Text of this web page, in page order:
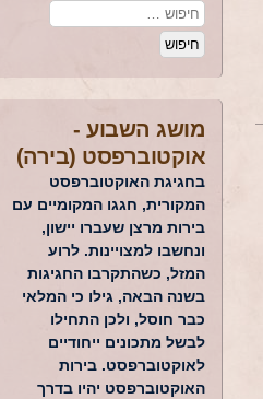
מושג השבוע -
אוקטוברפסט (בירה)
בחגיגת האוקטוברפסט
המקורית, חגגו המקומיים עם
בירות מרצן שעברו יישון,
ונחשבו למצויינות. לרוע
המזל, כשהתקרבו החגיגות
בשנה הבאה, גילו כי המלאי
כבר חוסל, ולכן התחילו
לבשל מתכונים ייחודיים
לאוקטוברפסט. בירות
האוקטוברפסט יהיו בדרך